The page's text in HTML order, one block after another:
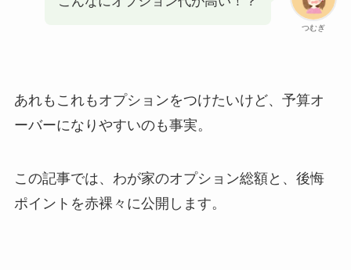
つむぎ
あれもこれもオプションをつけたいけど、予算オ
ーバーになりやすいのも事実。
この記事では、わが家のオプション総額と、後悔
ポイントを赤裸々に公開します。